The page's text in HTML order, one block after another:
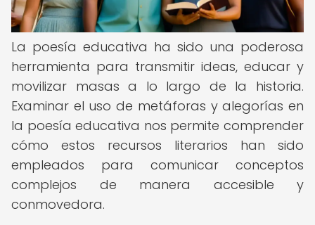
La poesía educativa ha sido una poderosa
herramienta para transmitir ideas, educar y
movilizar masas a lo largo de la historia.
Examinar el uso de metáforas y alegorías en
la poesía educativa nos permite comprender
cómo estos recursos literarios han sido
empleados para comunicar conceptos
complejos de manera accesible y
conmovedora.